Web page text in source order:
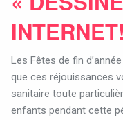
Les Fêtes de fin
que ces réjouissances
sanitaire toute
enfants pendant cette